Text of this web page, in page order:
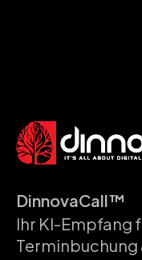
DinnovaCall™
Ihr KI-Empfang
Terminbuchung